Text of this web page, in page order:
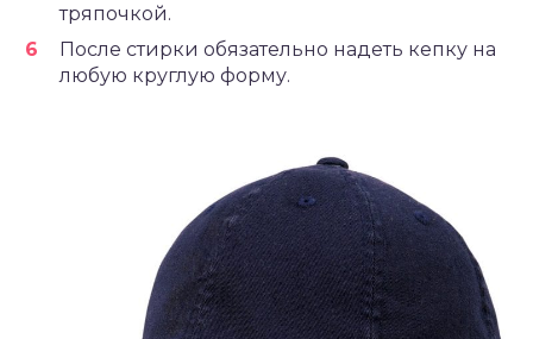
тряпочкой.
После стирки обязательно надеть кепку на
любую круглую форму.